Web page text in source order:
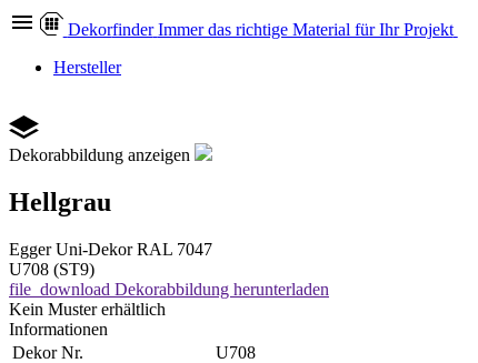
Dekorfinder Immer das richtige Material für Ihr Projekt
Hersteller
Dekorabbildung anzeigen
Hellgrau
Egger Uni-Dekor RAL 7047
U708 (ST9)
file_download Dekorabbildung herunterladen
Kein Muster erhältlich
Informationen
Dekor Nr.
U708